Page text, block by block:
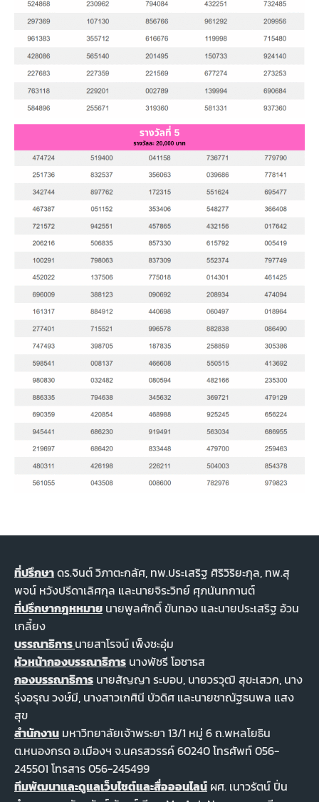
ที่ปรึกษาดร.จินต์ วิภาตะกลัศ, ทพ.ประเสริฐ ศิริวิริยะกุล, ทพ.สุ
พจน์ หวังปรีดาเลิศกุล และนายจิระวิทย์ ศุภนันทกานต์
ที่ปรึกษากฎหหมาย นายพูลศักดิ์ ขันทอง และนายประเสริฐ อ้วน
เกลี้ยง
บรรณาธิการนายสาโรจน์ เพ็งชะอุ่ม
หัวหน้ากองบรรณาธิการ นางพัชรี โอชารส
กองบรรณาธิการ นายสัญญา ระบอบ, นายวรวุฒิ สุขะเสวก, นาง
รุ่งอรุณ วงษ์มี, นางสาวเกศินี บัวดิศ และนายชาณัฐธนพล แสง
สุข
สำนักงาน มหาวิทยาลัยเจ้าพระยา 13/1 หมู่ 6 ถ.พหลโยธิน
ต.หนองกรด อ.เมืองฯ จ.นครสวรรค์ 60240 โทรศัพท์ 056-
245501 โทรสาร 056-245499
ทีมพัฒนาและดูแลเว็บไชต์และสื่อออนไลน์ ผศ. เนาวรัตน์ ปิ่น